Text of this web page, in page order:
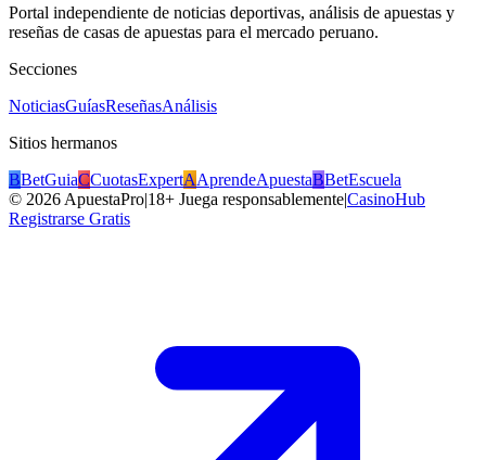
Portal independiente de noticias deportivas, análisis de apuestas y
reseñas de casas de apuestas para el mercado peruano.
Secciones
NoticiasGuíasReseñasAnálisis
Sitios hermanos
BBetGuiaCCuotasExpertAAprendeApuestaBBetEscuela
© 2026 ApuestaPro|18+ Juega responsablemente|CasinoHub
Registrarse Gratis